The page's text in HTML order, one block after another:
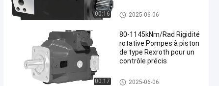
00:16 Pompes à piston Rexroth
2025-06-06
00:17
80-1145kNm/Rad Rigidité
rotative Pompes à piston
de type Rexroth pour un
contrôle précis
Pompes à piston Rexroth
2025-06-06